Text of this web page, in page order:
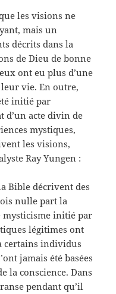
les visions ne
mais un
décrits dans la
de Dieu de bonne
ont eu plus d’une
vie. En outre,
initié par
d’un acte divin de
mystiques,
les visions,
Ray Yungen :
Bible décrivent des
nulle part la
mysticisme initié par
légitimes ont
certains individus
jamais été basées
la conscience. Dans
pendant qu’il